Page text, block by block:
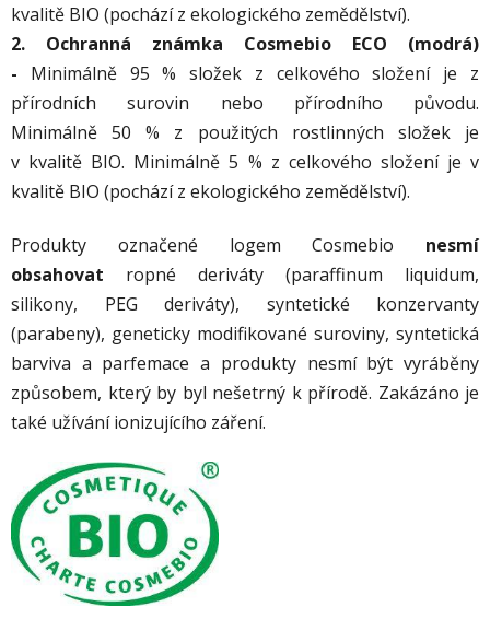
kvalitě BIO (pochází z ekologického zemědělství).
2. Ochranná známka Cosmebio ECO (modrá)
- Minimálně 95 % složek z celkového složení je z
přírodních surovin nebo přírodního původu.
Minimálně 50 % z použitých rostlinných složek je
v kvalitě BIO. Minimálně 5 % z celkového složení je v
kvalitě BIO (pochází z ekologického zemědělství).
Produkty označené logem Cosmebio
nesmí
obsahovat
ropné deriváty (paraffinum liquidum,
silikony, PEG deriváty), syntetické konzervanty
(parabeny), geneticky modifikované suroviny, syntetická
barviva a parfemace a produkty nesmí být vyráběny
způsobem, který by byl nešetrný k přírodě. Zakázáno je
také užívání ionizujícího záření.